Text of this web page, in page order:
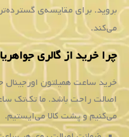
در
کنار
طراحی
جسورانه
مدرن،
خاصیت
ضد